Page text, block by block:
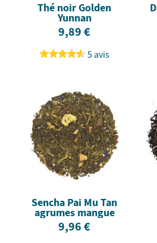
Thé noir Golden
Yunnan
9,89 €
5 avis
Sencha Pai Mu Tan
agrumes mangue
9,96 €